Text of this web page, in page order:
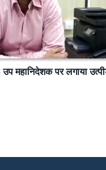
महानिदेशक पर लगाया